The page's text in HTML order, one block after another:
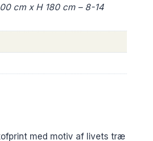
cm x H 180 cm – 8-14